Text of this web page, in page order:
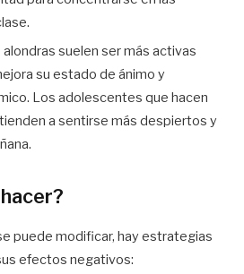
suelen ser más activas
su estado de ánimo y
Los adolescentes que hacen
a sentirse más despiertos y
puede modificar, hay estrategias
efectos negativos: